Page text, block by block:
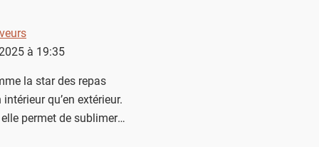
à 19:35
la star des repas
qu’en extérieur.
permet de sublimer
en un clin d’œil. Mais